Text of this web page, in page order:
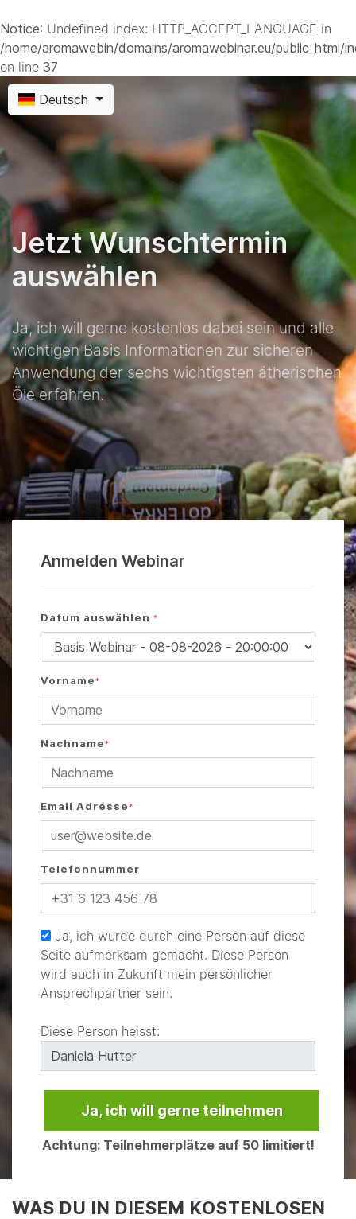
Notice: Undefined index: HTTP_ACCEPT_LANGUAGE in
/home/aromawebin/domains/aromawebinar.eu/public_html/
on line 37
Deutsch
Jetzt Wunschtermin
auswählen
Ja, ich will gerne kostenlos dabei sein und alle
wichtigen Basis Informationen zur sicheren
Anwendung der sechs wichtigsten ätherischen
Öle erfahren.
Anmelden Webinar
Datum auswählen *
Vorname*
Nachname*
Email Adresse*
Telefonnummer
Ja, ich wurde durch eine Person auf diese
Seite aufmerksam gemacht. Diese Person
wird auch in Zukunft mein persönlicher
Ansprechpartner sein.
Diese Person heisst:
Ja, ich will gerne teilnehmen
Achtung: Teilnehmerplätze auf 50 limitiert!
WAS DU IN DIESEM KOSTENLOSEN